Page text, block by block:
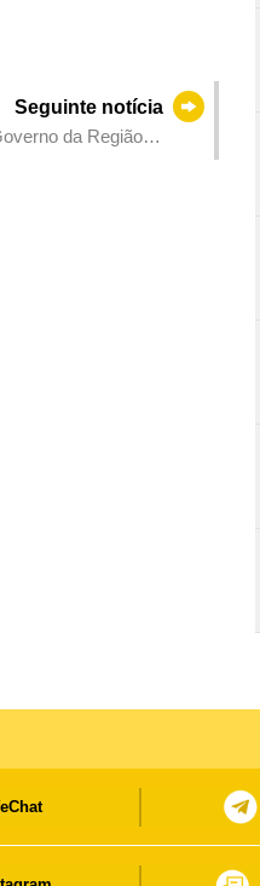
Seguinte notícia
da Região